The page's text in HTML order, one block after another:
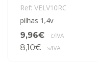
Ref: VELV10RC
pilhas 1,4v
9,96€
c/IVA
8,10€ s/IVA